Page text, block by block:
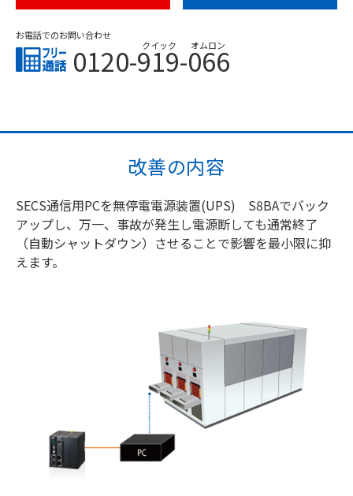
お電話でのお問い合わせ
0120-919-066
クイック オムロン
改善の内容
SECS通信用PCを無停電電源装置(UPS) S8BAでバック
アップし、万一、事故が発生し電源断しても通常終了
（自動シャットダウン）させることで影響を最小限に抑
えます。